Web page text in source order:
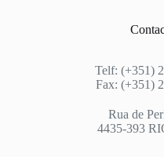
Telf: (+351)
Fax: (+351)
Rua de
4435-393